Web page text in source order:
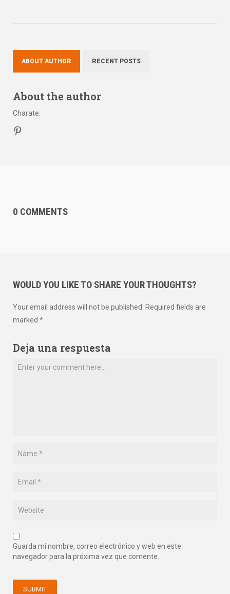
ABOUT AUTHOR RECENT POSTS
About the author
Charate:
0 COMMENTS
WOULD YOU LIKE TO SHARE YOUR THOUGHTS?
Your email address will not be published. Required fields are
marked *
Deja una respuesta
Guarda mi nombre, correo electrónico y web en este
navegador para la próxima vez que comente.